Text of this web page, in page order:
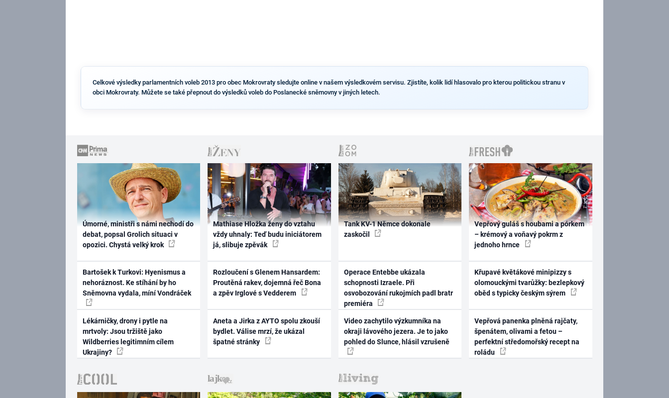
Celkové výsledky parlamentních voleb 2013 pro obec Mokrovraty sledujte online v našem výsledkovém servisu. Zjistíte, kolik lidí hlasovalo pro kterou politickou stranu v
obci Mokrovraty. Můžete se také přepnout do výsledků voleb do Poslanecké sněmovny v jiných letech.
Úmorné, ministři s námi nechodí do
debat, popsal Grolich situaci v
opozici. Chystá velký krok
Bartošek k Turkovi: Hyenismus a
nehoráznost. Ke stíhání by ho
Sněmovna vydala, míní Vondráček
Lékárničky, drony i pytle na
mrtvoly: Jsou tržiště jako
Wildberries legitimním cílem
Ukrajiny?
Mathiase Hložka ženy do vztahu
vždy uhnaly: Teď budu iniciátorem
já, slibuje zpěvák
Rozloučení s Glenem Hansardem:
Proutěná rakev, dojemná řeč Bona
a zpěv Irglové s Vedderem
Aneta a Jirka z AYTO spolu zkouší
bydlet. Válise mrzí, že ukázal
špatné stránky
Tank KV-1 Němce dokonale
zaskočil
Operace Entebbe ukázala
schopnosti Izraele. Při
osvobozování rukojmích padl bratr
premiéra
Video zachytilo výzkumníka na
okraji lávového jezera. Je to jako
pohled do Slunce, hlásil vzrušeně
Vepřový guláš s houbami a pórkem
– krémový a voňavý pokrm z
jednoho hrnce
Křupavé květákové minipizzy s
olomouckými tvarůžky: bezlepkový
oběd s typicky českým sýrem
Vepřová panenka plněná rajčaty,
špenátem, olivami a fetou –
perfektní středomořský recept na
roládu